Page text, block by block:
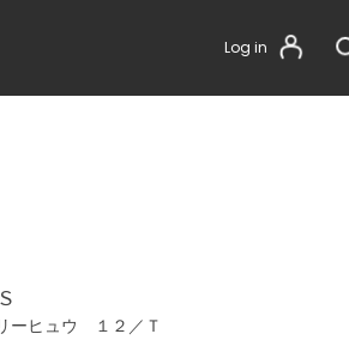
Log in
ーヒュウ １２／Ｔ